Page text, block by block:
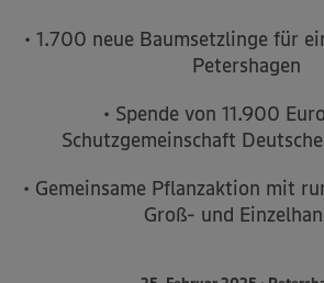
• 1.700 neue Baumsetzlinge für
Petershagen
• Spende von 11.900
Schutzgemeinschaft
• Gemeinsame Pflanzaktion mit
Groß- und